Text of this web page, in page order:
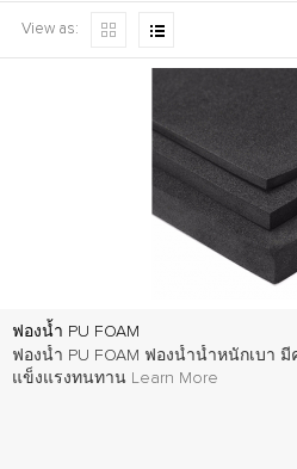
View as:
ฟองน้ำ PU FOAM
ฟองน้ำ PU FOAM ฟองน้ำน้ำหนักเบา
แข็งแรงทนทาน Learn More